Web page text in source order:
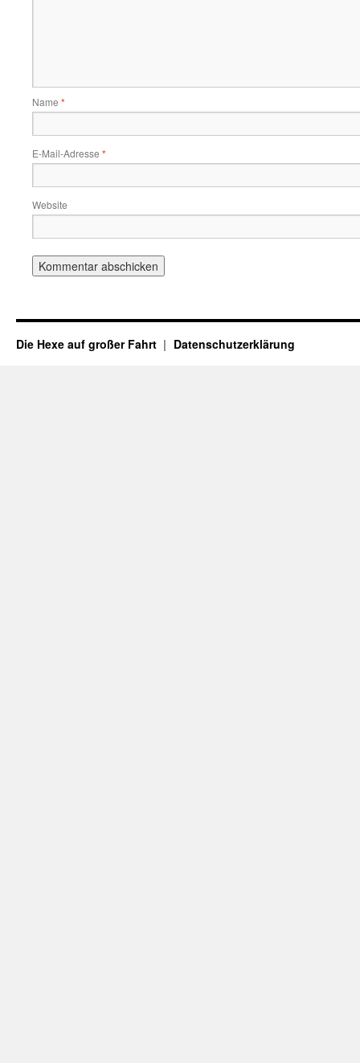
Name *
E-Mail-Adresse *
Website
Die Hexe auf großer Fahrt Datenschutzerklärung